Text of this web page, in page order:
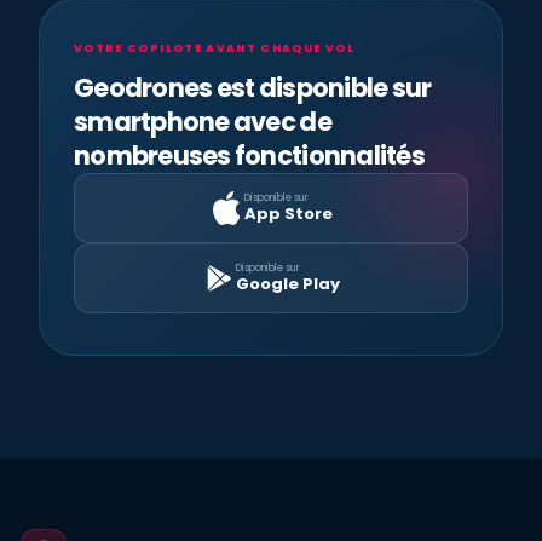
VOTRE COPILOTE AVANT CHAQUE VOL
Geodrones est disponible sur
smartphone avec de
nombreuses fonctionnalités
Disponible sur
App Store
Disponible sur
Google Play